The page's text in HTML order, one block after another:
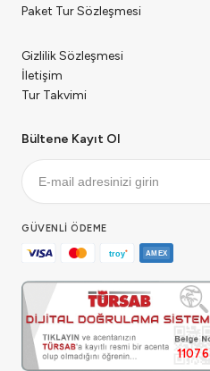
Paket Tur Sözleşmesi
Gizlilik Sözleşmesi
İletişim
Tur Takvimi
Bültene Kayıt Ol
GÜVENLI ÖDEME
11076